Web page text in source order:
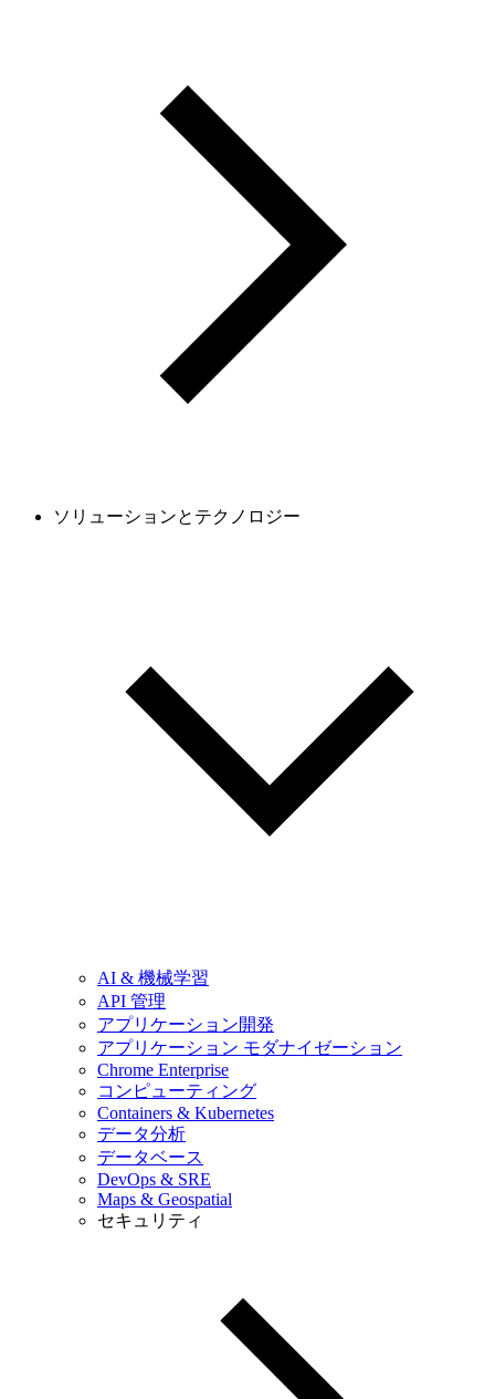
ソリューションとテクノロジー
AI & 機械学習
API 管理
アプリケーション開発
アプリケーション モダナイゼーション
Chrome Enterprise
コンピューティング
Containers & Kubernetes
データ分析
データベース
DevOps & SRE
Maps & Geospatial
セキュリティ